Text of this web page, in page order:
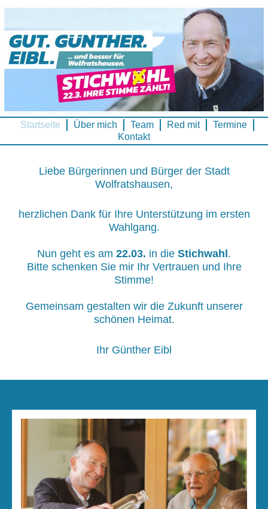
Skip
content
Startseite Über mich Team Red mit
Termine
Kontakt
Liebe Bürgerinnen und Bürger der Stadt
Wolfratshausen,
herzlichen Dank für Ihre Unterstützung im ersten
Wahlgang.
Nun geht es am 22.03. in die Stichwahl .
Bitte schenken Sie mir Ihr Vertrauen und Ihre
Stimme!
Gemeinsam gestalten wir die Zukunft unserer
schönen Heimat.
Ihr Günther Eibl